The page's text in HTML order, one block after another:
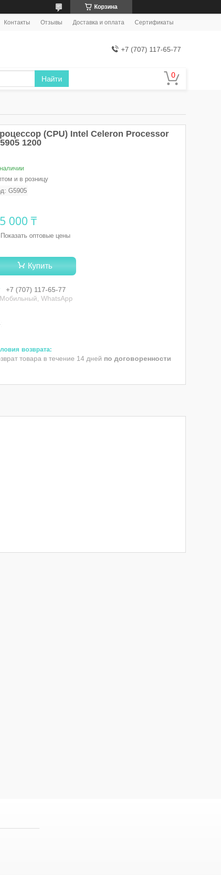
Корзина
Контакты Отзывы Доставка и оплата Сертификаты
+7 (707) 117-65-77
Найти
(CPU) Intel Celeron Processor
1200
и в розницу
G5905
000 ₸
Показать оптовые цены
Купить
+7 (707) 117-65-77
Мобильный, WhatsApp
товара в течение 14 дней по договоренности